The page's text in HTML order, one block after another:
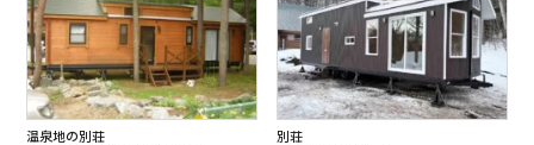
温泉地の別荘
別荘